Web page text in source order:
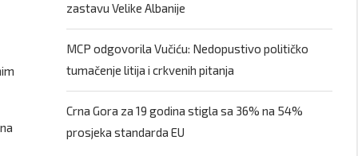
zastavu Velike Albanije
MCP odgovorila Vučiću: Nedopustivo političko
tumačenje litija i crkvenih pitanja
Crna Gora za 19 godina stigla sa 36% na 54%
prosjeka standarda EU